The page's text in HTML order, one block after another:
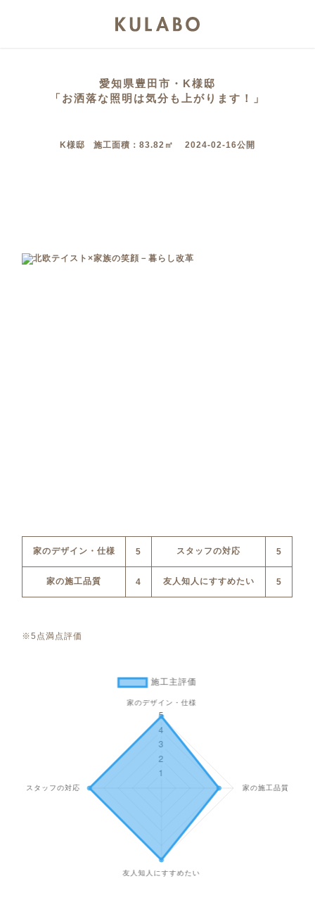
愛知県豊田市・K様邸
「お洒落な照明は気分も上がります！」
K様邸 施工面積：83.82㎡ 2024-02-16公開
家のデザイン・仕様 5 スタッフの対応 5
家の施工品質 4 友人知人にすすめたい 5
※5点満点評価